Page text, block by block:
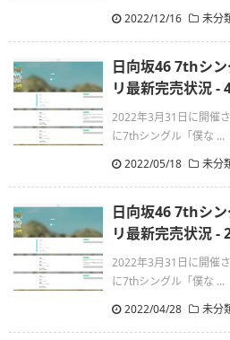
2022/12/16
未分
日向坂46 7thシ
リ最新完売状況 -
2022年3月31日に開催
に7thシングル「僕な ...
2022/05/18
未分
日向坂46 7thシ
リ最新完売状況 -
2022年3月31日に開催
に7thシングル「僕な ...
2022/04/28
未分